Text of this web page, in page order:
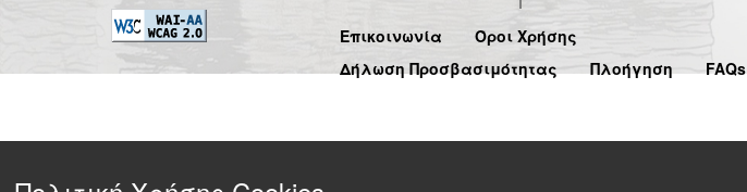
Επικοινωνία
Όροι Χρήσης
Δήλωση Προσβασιμότητας
Πλοήγηση FAQs